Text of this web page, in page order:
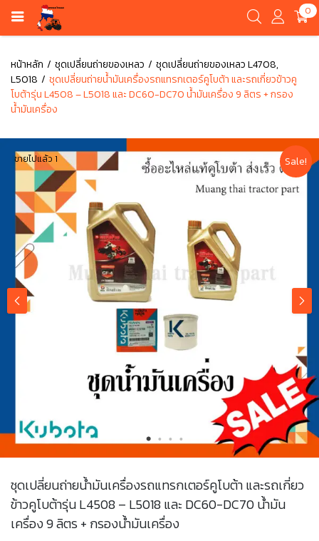
0
หน้าหลัก ชุดเปลี่ยนถ่ายของเหลว
ชุดเปลี่ยนถ่ายของเหลว L4708,
L5018
ชุดเปลี่ยนถ่ายน้ำมันเครื่องรถแทรกเตอร์คูโบต้า และรถเกี่ยวข้าวคู
โบต้ารุ่น L4508 – L5018 และ DC60-DC70 น้ำมันเครื่อง 9 ลิตร + กรอง
น้ำมันเครื่อง
ขายไปแล้ว 1 Sale!
ชุดเปลี่ยนถ่ายน้ำมันเครื่องรถแทรกเตอร์คูโบต้า และรถเกี่ยว
ข้าวคูโบต้ารุ่น L4508 – L5018 และ DC60-DC70 น้ำมัน
เครื่อง 9 ลิตร + กรองน้ำมันเครื่อง